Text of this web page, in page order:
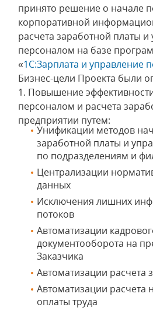
принято решение о начале
корпоративной
расчета заработной платы и
персоналом на базе
«1С:Зарплата и управление
Бизнес-цели Проекта были
1. Повышение
персоналом и расчета
предприятии путем:
Унификации методов
заработной платы и
по подразделениям и
Централизации
данных
Исключения лишних
потоков
Автоматизации
документооборота на
Заказчика
Автоматизации расчета
Автоматизации расчета
оплаты труда